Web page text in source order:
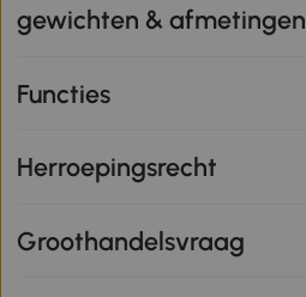
gewichten & afmetingen
Functies
Herroepingsrecht
Groothandelsvraag